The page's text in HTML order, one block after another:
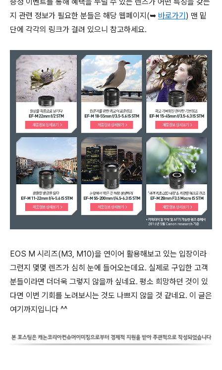
지 관련 정보가 필요한 분들은 해당 웹페이지(➥ 바로가기) 맨 밑
단에 각각의 링크가 걸려 있으니 참고하세요.
EOS M 시리즈(M3, M10)을 연이어 활용해보고 있는 입장이라
그런지 몇몇 렌즈가 심히 눈에 들어오는데요. 실제로 구입한 고객
분들이라면 더더욱 그렇지 않을까 싶네요. 평소 희망하던 것이 있
다면 이번 기회를 노려보시는 것도 나쁘지 않을 것 같네요. 이 글은
여기까지입니다 ^^